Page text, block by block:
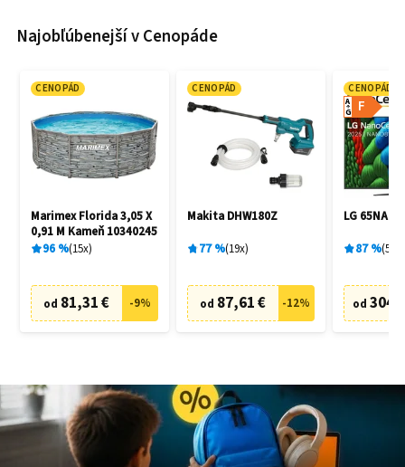
Najobľúbenejší v Cenopáde
CENOPÁD
Marimex Florida 3,05 X
0,91 M Kameň 10340245
96% 15x
od 81,31 € -9%
CENOPÁD
Makita DHW180Z
77% 19x
od 87,61 € -12%
CENOPÁD
F
A
G
LG
87% 5
od